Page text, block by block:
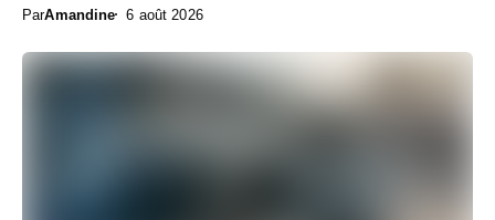
ParAmandine 6 août 2026